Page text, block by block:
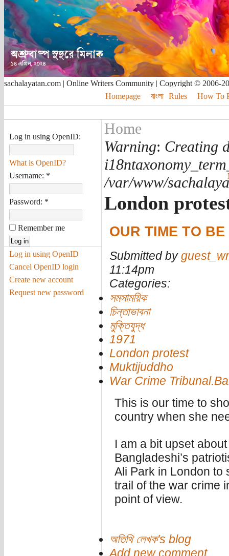
sachalayatan.com | Online Writers Community | Copyright © 2006-
Homepage
বাংলা Rules How To
Log in using OpenID:
What is OpenID?
Username: *
Password: *
Remember me
Log in using OpenID
Cancel OpenID login
Create new account
Request new password
Home
Warning: Creating
/var/www/
London
OUR TIME TO
Submitted by
11:14pm
Categories:
সমসাময়িক
চিন্তাভাবনা
মুক্তিযুদ্ধ
1971
London protest
Muktijuddho
War Crime
This is our time to
country when she
I am a bit upset
Bangladeshi’s
Ali Park in London to
trail of the war crime
point of view.
অতিথি লেখক's blog
Add new comment